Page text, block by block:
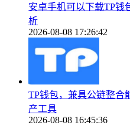
安卓手机可以下载TP钱
析
2026-08-08 17:26:42
TP钱包，兼具公链整合
产工具
2026-08-08 16:45:36